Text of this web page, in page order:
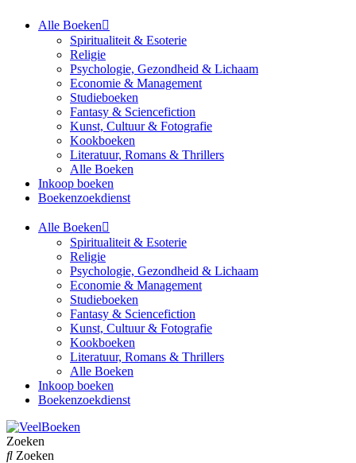
Alle Boeken
Spiritualiteit & Esoterie
Religie
Psychologie, Gezondheid & Lichaam
Economie & Management
Studieboeken
Fantasy & Sciencefiction
Kunst, Cultuur & Fotografie
Kookboeken
Literatuur, Romans & Thrillers
Alle Boeken
Inkoop boeken
Boekenzoekdienst
Alle Boeken
Spiritualiteit & Esoterie
Religie
Psychologie, Gezondheid & Lichaam
Economie & Management
Studieboeken
Fantasy & Sciencefiction
Kunst, Cultuur & Fotografie
Kookboeken
Literatuur, Romans & Thrillers
Alle Boeken
Inkoop boeken
Boekenzoekdienst
Zoeken
Zoeken